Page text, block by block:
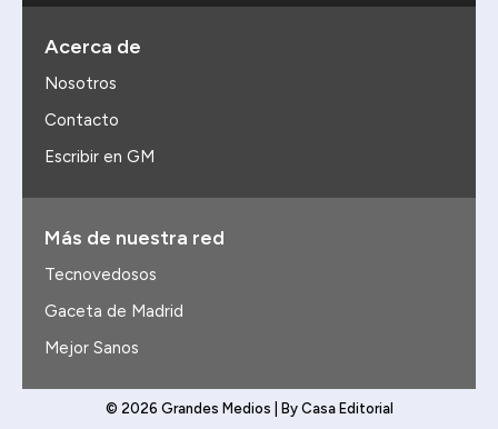
Acerca de
Nosotros
Contacto
Escribir en GM
Más de nuestra red
Tecnovedosos
Gaceta de Madrid
Mejor Sanos
© 2026 Grandes Medios | By Casa Editorial